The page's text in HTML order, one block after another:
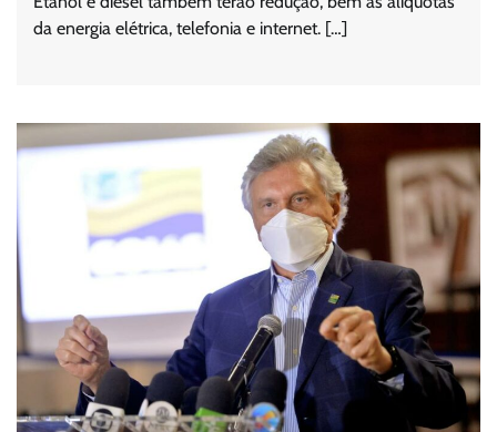
da energia elétrica, telefonia e internet. […]